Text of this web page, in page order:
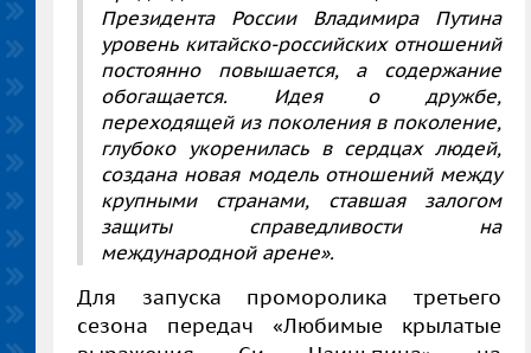
Президента России Владимира Путина
уровень китайско-российских отношений
постоянно повышается, а содержание
обогащается. Идея о дружбе,
переходящей из поколения в поколение,
глубоко укоренилась в сердцах людей,
создана новая модель отношений между
крупными странами, ставшая залогом
защиты справедливости на
международной арене».
Для запуска проморолика третьего
сезона передач «Любимые крылатые